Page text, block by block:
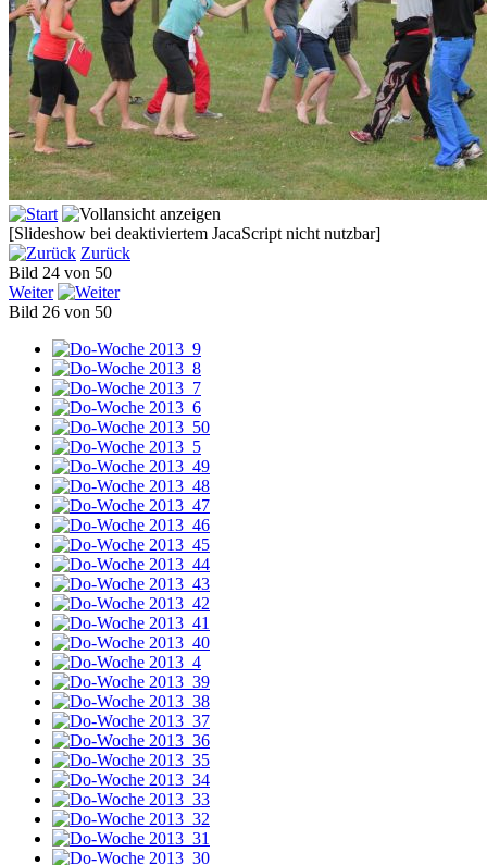
[Slideshow bei deaktiviertem JacaScript nicht nutzbar]
Zurück
Bild 24 von 50
Weiter
Bild 26 von 50